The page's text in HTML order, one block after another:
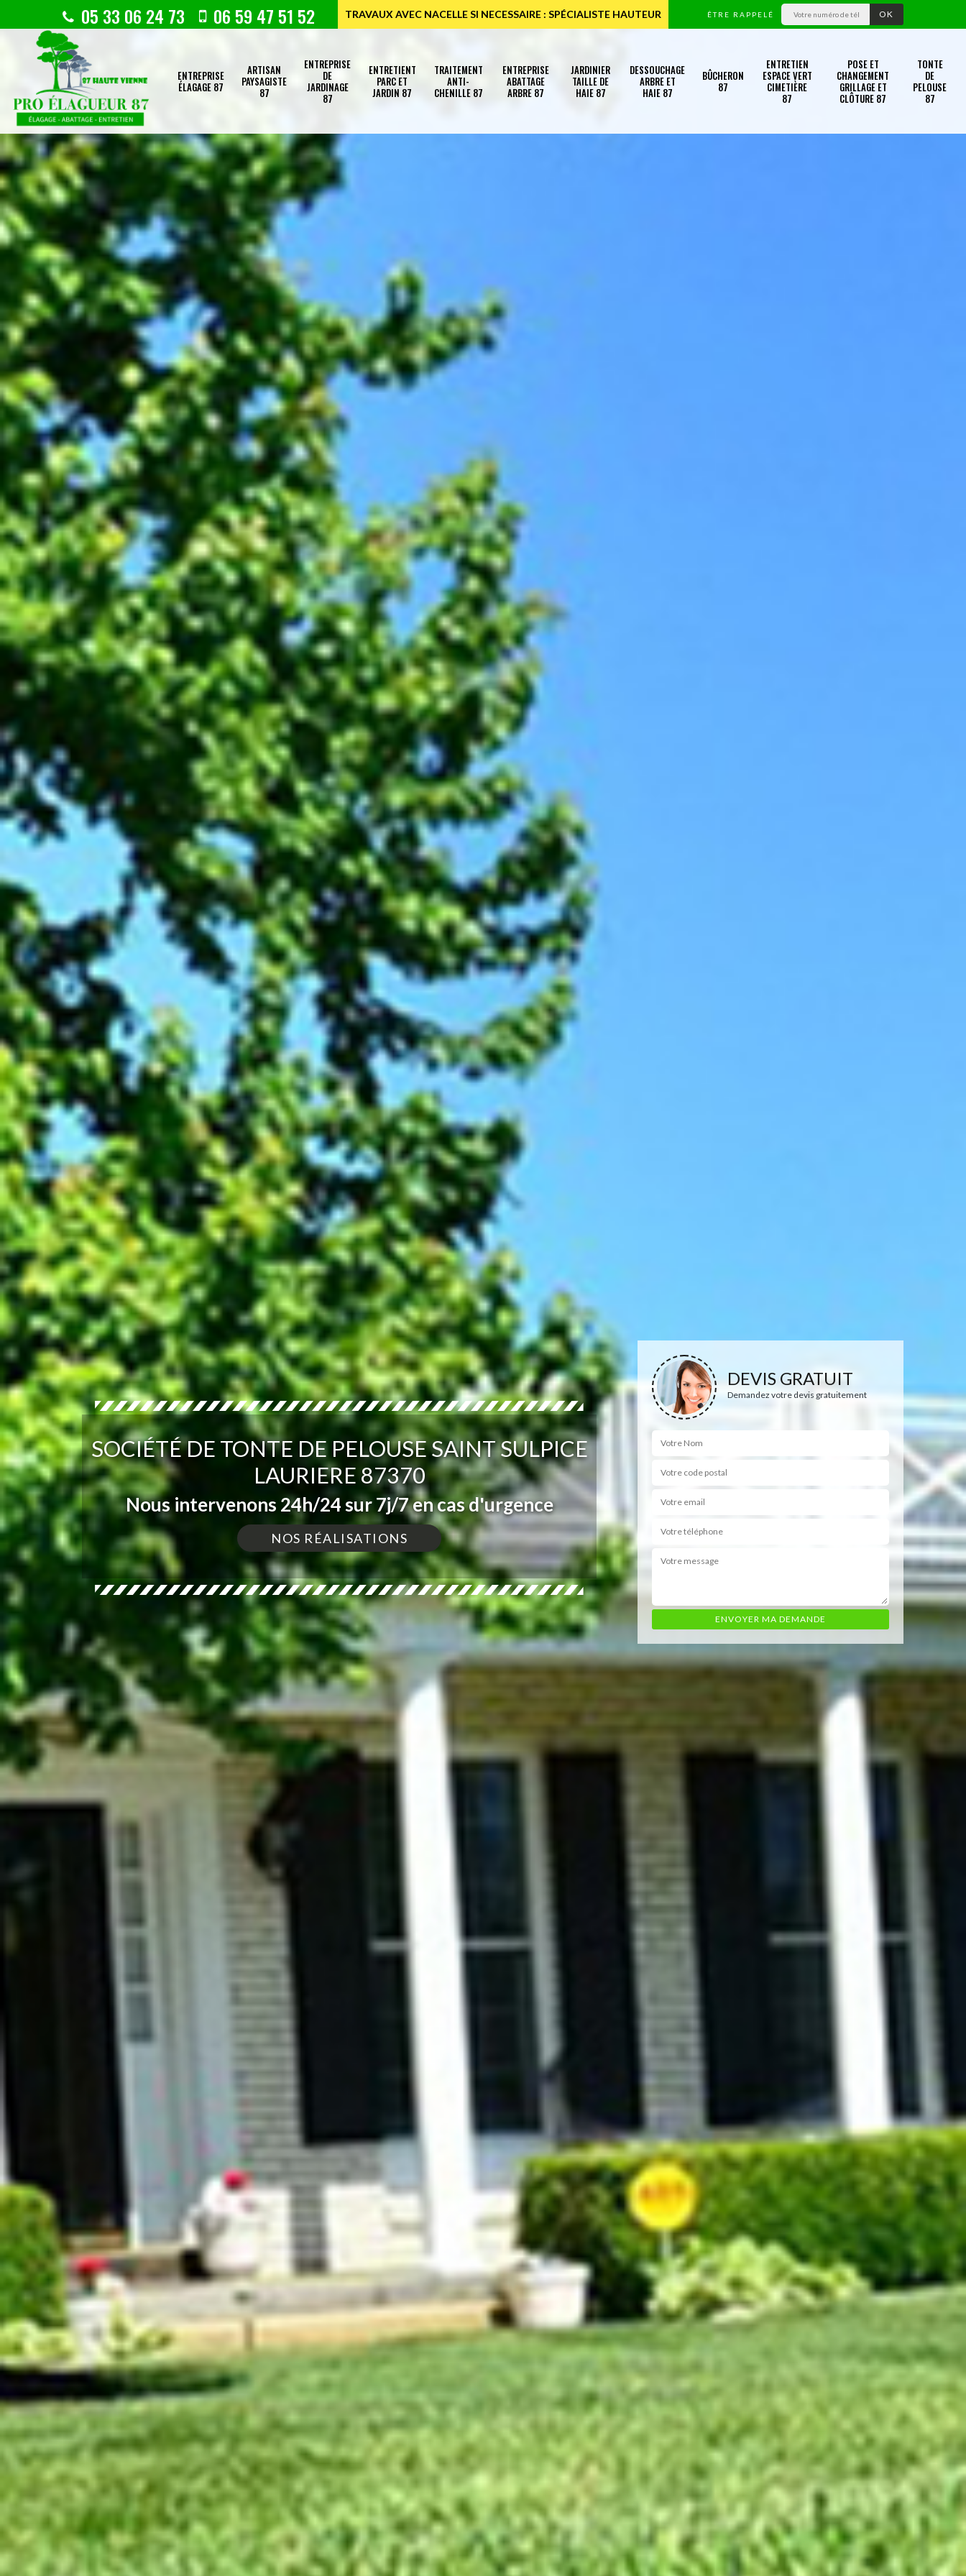
05 33 06 24 73 06 59 47 51 52 TRAVAUX AVEC NACELLE SI NECESSAIRE : SPÉCIALISTE HAUTEUR ÊTRE RAPPELÉ
ENTREPRISE
ÉLAGAGE 87
ARTISAN
PAYSAGISTE
87
ENTREPRISE
DE
JARDINAGE
87
ENTRETIENT
PARC ET
JARDIN 87
TRAITEMENT
ANTI-
CHENILLE 87
ENTREPRISE
ABATTAGE
ARBRE 87
JARDINIER
TAILLE DE
HAIE 87
DESSOUCHAGE
ARBRE ET
HAIE 87
BÛCHERON
87
ENTRETIEN
ESPACE VERT
CIMETIÈRE
87
POSE ET
CHANGEMENT
GRILLAGE ET
CLÔTURE 87
TONTE
DE
PELOUSE
87
SOCIÉTÉ DE TONTE DE PELOUSE SAINT SULPICE
LAURIERE 87370
Nous intervenons 24h/24 sur 7j/7 en cas d'urgence
NOS RÉALISATIONS
DEVIS GRATUIT
Demandez votre devis gratuitement